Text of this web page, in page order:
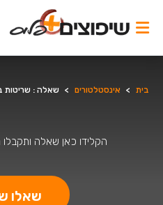
בית > אינסטלטורים > שאלה : שריטות
הקלידו כאן שאלה
שאלו